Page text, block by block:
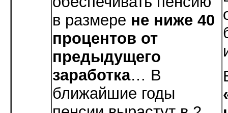
в размере не ниже 40
процентов от
предыдущего
заработка… В
ближайшие годы